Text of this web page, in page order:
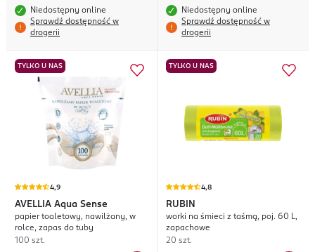
Niedostępny online
Sprawdź dostępność w
drogerii
Niedostępny online
Sprawdź dostępność w
drogerii
TYLKO U NAS
4,9
AVELLIA Aqua Sense
papier toaletowy, nawilżany, w
rolce, zapas do tuby
100 szt.
TYLKO U NAS
4,8
RUBIN
worki na śmieci z taśmą, poj. 60 L,
zapachowe
20 szt.